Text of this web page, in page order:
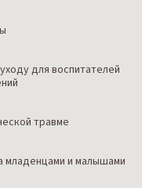
для воспитателей
травме
младенцами и малышами